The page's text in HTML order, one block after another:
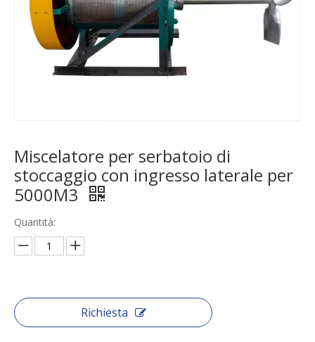
Miscelatore per serbatoio di
stoccaggio con ingresso laterale per
5000M3
Quantità:
Richiesta